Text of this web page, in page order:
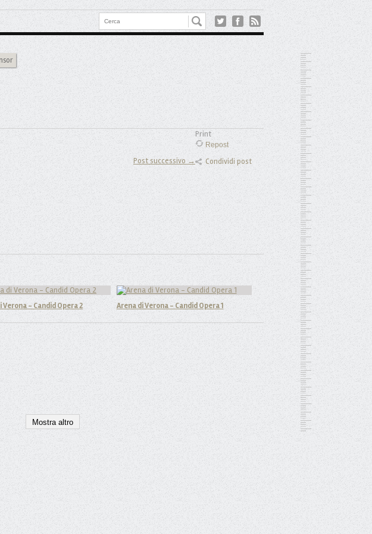
Print
Repost
Condividi post
Post successivo →
Verona - Candid Opera 2 Arena di Verona - Candid Opera 1
Mostra altro